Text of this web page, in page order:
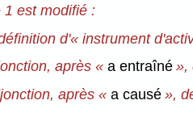
1 est modifié :
d'« instrument
après « a entraîné»,
après « a causé»,